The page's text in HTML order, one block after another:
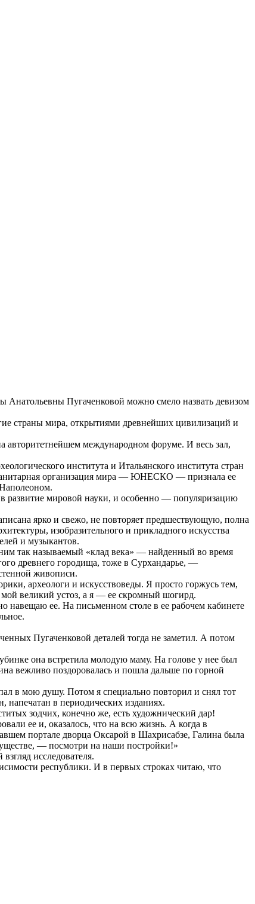
Анатольевны Пугаченковой можно смело назвать девизом
страны мира, открытиями древнейших цивилизаций и
международном форуме. И весь зал,
института и Итальянского института стран
организация мира — ЮНЕСКО — признала ее
мировой науки, и особенно — популяризацию
ярко и свежо, не повторяет предшествующую, полна
изобразительного и прикладного искусства
и музыкантов.
так называемый «клад века» — найденный во время
древнего городища, тоже в Сурхандарье, —
живописи.
археологи и искусствоведы. Я просто горжусь тем,
великий устоз, а я — ее скромный шогирд.
ее. На письменном столе в ее рабочем кабинете
Пугаченковой деталей тогда не заметил. А потом
она встретила молодую маму. На голове у нее был
вежливо поздоровалась и пошла дальше по горной
в мою душу. Потом я специально повторил и снял тот
в периодических изданиях.
зодчих, конечно же, есть художнический дар!
ее и, оказалось, что на всю жизнь. А когда в
портале дворца Оксарой в Шахрисабзе, Галина была
— посмотри на наши постройки!»
исследователя.
республики. И в первых строках читаю, что